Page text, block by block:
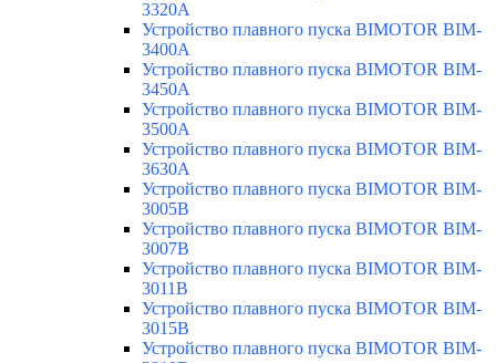
3320A
Устройство плавного пуска BIMOTOR BIM-
3400A
Устройство плавного пуска BIMOTOR BIM-
3450A
Устройство плавного пуска BIMOTOR BIM-
3500A
Устройство плавного пуска BIMOTOR BIM-
3630A
Устройство плавного пуска BIMOTOR BIM-
3005B
Устройство плавного пуска BIMOTOR BIM-
3007B
Устройство плавного пуска BIMOTOR BIM-
3011B
Устройство плавного пуска BIMOTOR BIM-
3015B
Устройство плавного пуска BIMOTOR BIM-